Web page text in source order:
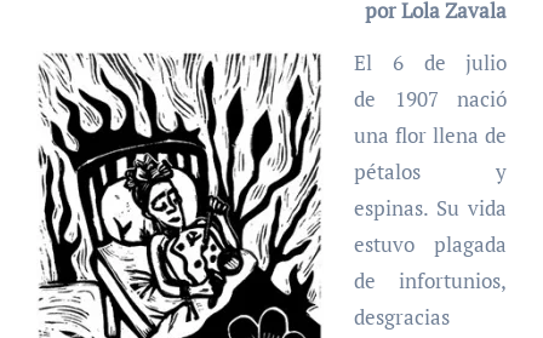
por Lola Zavala
El 6 de julio
de 1907 nació
una flor llena de
pétalos y
espinas. Su vida
estuvo plagada
de infortunios,
desgracias